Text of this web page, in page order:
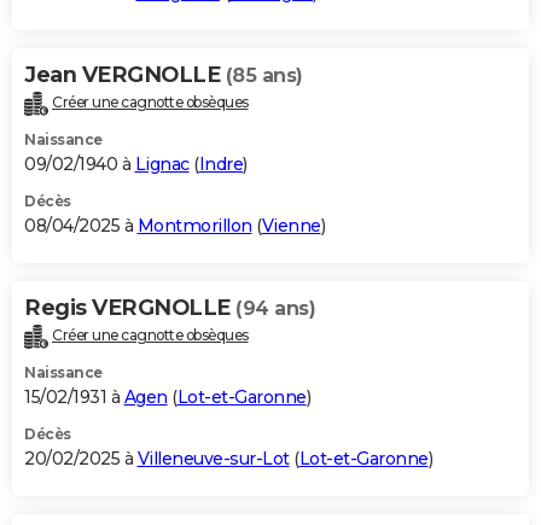
Jean VERGNOLLE (85 ans)
Créer une cagnotte obsèques
Naissance
09/02/1940 à Lignac(Indre)
Décès
08/04/2025 à Montmorillon (Vienne)
Regis VERGNOLLE (94 ans)
Créer une cagnotte obsèques
Naissance
15/02/1931 à Agen (Lot-et-Garonne)
Décès
20/02/2025 à Villeneuve-sur-Lot(Lot-et-Garonne)